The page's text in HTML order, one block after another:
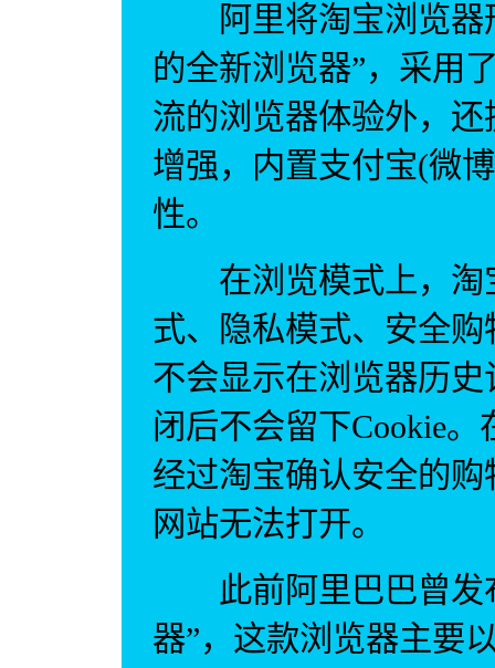
阿里将淘宝浏览器
的全新浏览器”，采用
流的浏览器体验外，
增强，内置支付宝(微
性。
在浏览模式上，淘
式、隐私模式、安全
不会显示在浏览器历
闭后不会留下Cookie
经过淘宝确认安全的
网站无法打开。
此前阿里巴巴曾发
器”，这款浏览器主要